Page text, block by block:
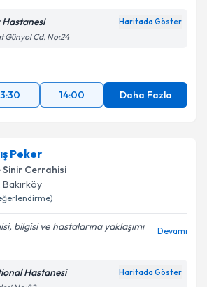
Haritada Göster
Günyol Cd. No:24
14:00 Daha Fazla
Peker
Sinir Cerrahisi
Bakırköy
bilgisi ve hastalarına yaklaşımı
Devamı
Hastanesi Haritada Göster